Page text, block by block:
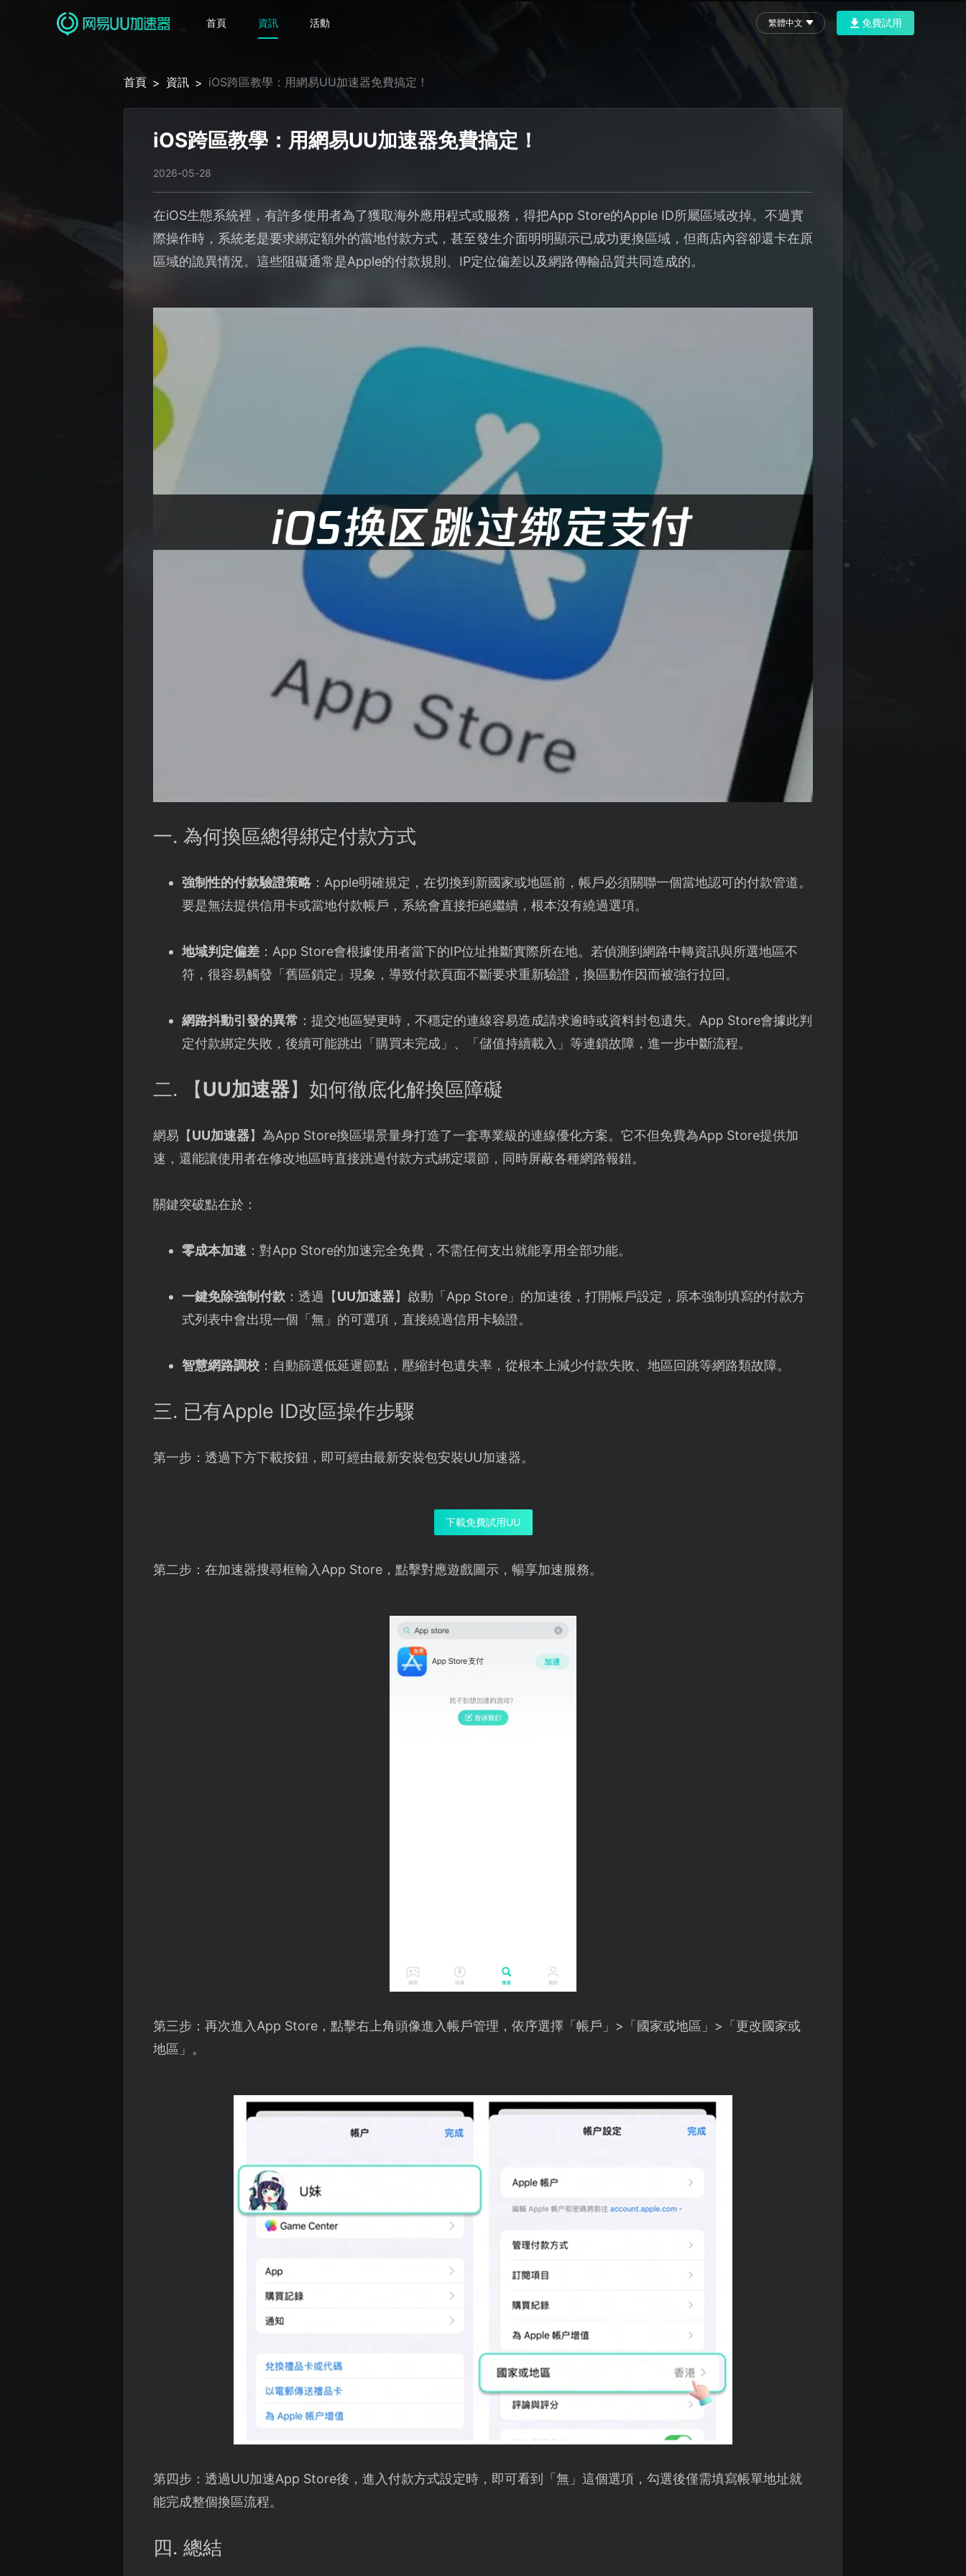
首頁 資訊 活動 繁體中文 免費試用
首頁 > 資訊 > iOS跨區教學：用網易UU加速器免費搞定！
iOS跨區教學：用網易UU加速器免費搞定！
2026-05-28
在iOS生態系統裡，有許多使用者為了獲取海外應用程式或服務，得把App Store的Apple ID所屬區域改掉。不過實
際操作時，系統老是要求綁定額外的當地付款方式，甚至發生介面明明顯示已成功更換區域，但商店內容卻還卡在原
區域的詭異情況。這些阻礙通常是Apple的付款規則、IP定位偏差以及網路傳輸品質共同造成的。
一. 為何換區總得綁定付款方式
強制性的付款驗證策略：Apple明確規定，在切換到新國家或地區前，帳戶必須關聯一個當地認可的付款管道。
要是無法提供信用卡或當地付款帳戶，系統會直接拒絕繼續，根本沒有繞過選項。
地域判定偏差：App Store會根據使用者當下的IP位址推斷實際所在地。若偵測到網路中轉資訊與所選地區不
符，很容易觸發「舊區鎖定」現象，導致付款頁面不斷要求重新驗證，換區動作因而被強行拉回。
網路抖動引發的異常 ：提交地區變更時，不穩定的連線容易造成請求逾時或資料封包遺失。App Store會據此判
定付款綁定失敗，後續可能跳出「購買未完成」、「儲值持續載入」等連鎖故障，進一步中斷流程。
二. 【UU加速器】如何徹底化解換區障礙
網易【UU加速器】為App Store換區場景量身打造了一套專業級的連線優化方案。它不但免費為App Store提供加
速，還能讓使用者在修改地區時直接跳過付款方式綁定環節，同時屏蔽各種網路報錯。
關鍵突破點在於：
零成本加速：對App Store的加速完全免費，不需任何支出就能享用全部功能。
一鍵免除強制付款：透過【UU加速器】啟動「App Store」的加速後，打開帳戶設定，原本強制填寫的付款方
式列表中會出現一個「無」的可選項，直接繞過信用卡驗證。
智慧網路調校：自動篩選低延遲節點，壓縮封包遺失率，從根本上減少付款失敗、地區回跳等網路類故障。
三. 已有Apple ID改區操作步驟
第一步：透過下方下載按鈕，即可經由最新安裝包安裝UU加速器。
下載免費試用UU
第二步：在加速器搜尋框輸入App Store，點擊對應遊戲圖示，暢享加速服務。
第三步：再次進入App Store，點擊右上角頭像進入帳戶管理，依序選擇「帳戶」>「國家或地區」>「更改國家或
地區」。
第四步：透過UU加速App Store後，進入付款方式設定時，即可看到「無」這個選項，勾選後僅需填寫帳單地址就
能完成整個換區流程。
四. 總結